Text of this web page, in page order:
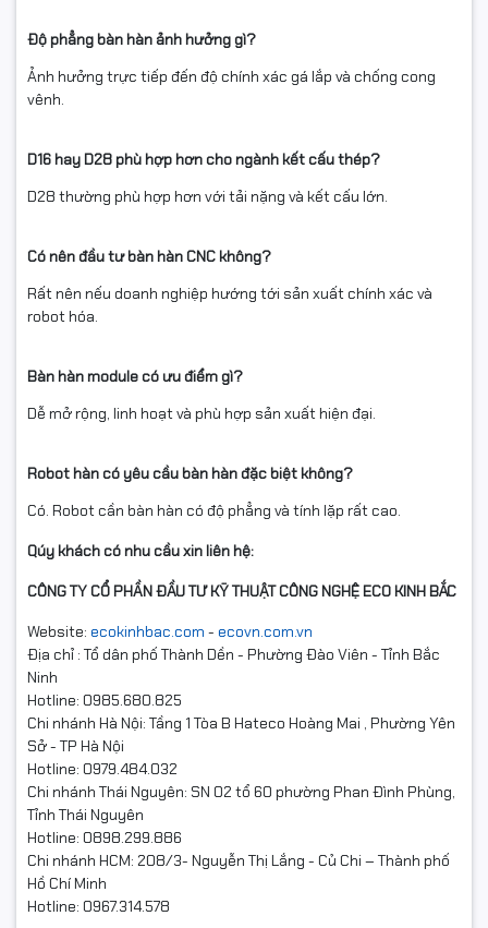
Độ phẳng bàn hàn ảnh hưởng gì?
Ảnh hưởng trực tiếp đến độ chính xác gá lắp và chống cong
vênh.
D16 hay D28 phù hợp hơn cho ngành kết cấu thép?
D28 thường phù hợp hơn với tải nặng và kết cấu lớn.
Có nên đầu tư bàn hàn CNC không?
Rất nên nếu doanh nghiệp hướng tới sản xuất chính xác và
robot hóa.
Bàn hàn module có ưu điểm gì?
Dễ mở rộng, linh hoạt và phù hợp sản xuất hiện đại.
Robot hàn có yêu cầu bàn hàn đặc biệt không?
Có. Robot cần bàn hàn có độ phẳng và tính lặp rất cao.
Qúy khách có nhu cầu xin liên hệ:
CÔNG TY CỔ PHẦN ĐẦU TƯ KỸ THUẬT CÔNG NGHỆ ECO KINH BẮC
Website: ecokinhbac.com - ecovn.com.vn
Địa chỉ : Tổ dân phố Thành Dền - Phường Đào Viên - Tỉnh Bắc
Ninh
Hotline: 0985.680.825
Chi nhánh Hà Nội: Tầng 1 Tòa B Hateco Hoàng Mai , Phường Yên
Sở - TP Hà Nội
Hotline: 0979.484.032
Chi nhánh Thái Nguyên: SN 02 tổ 60 phường Phan Đình Phùng,
Tỉnh Thái Nguyên
Hotline: 0898.299.886
Chi nhánh HCM: 208/3- Nguyễn Thị Lắng - Củ Chi – Thành phố
Hồ Chí Minh
Hotline: 0967.314.578